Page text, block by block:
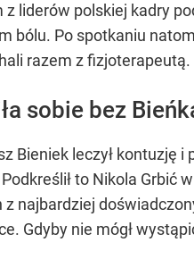
liderów polskiej kadry
bólu. Po spotkaniu
razem z
sobie bez
Bieniek leczył kontuzję
to Nikola Grbić
z najbardziej
Gdyby nie mógł